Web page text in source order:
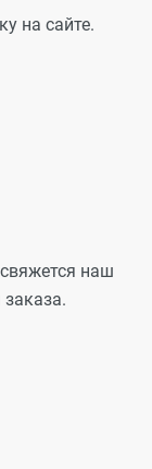
на сайте.
наш